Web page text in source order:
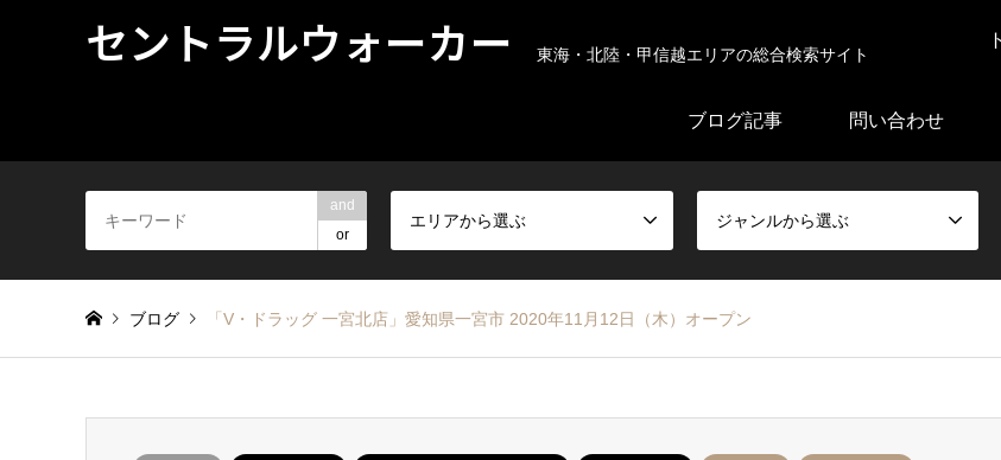
セントラルウォーカー 東海・北陸・甲信越エリアの総合検索サイト
ブログ記事 問い合わせ
and
or
エリアから選ぶ ジャンルから選ぶ
ブログ 「V・ドラッグ 一宮北店」愛知県一宮市 2020年11月12日（木）オープン